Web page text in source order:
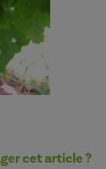
cet article ?